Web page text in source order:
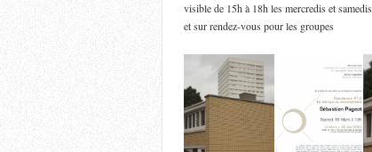
visible de 15h à 18h les mercredis et samedis
et sur rendez-vous pour les groupes